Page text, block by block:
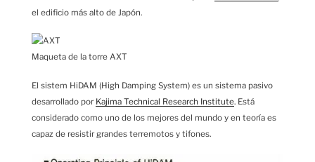
el edificio más alto de Japón.
Maqueta de la torre AXT
El sistem HiDAM (High Damping System) es un sistema pasivo
desarrollado por Kajima Technical Research Institute. Está
considerado como uno de los mejores del mundo y en teoría es
capaz de resistir grandes terremotos y tifones.